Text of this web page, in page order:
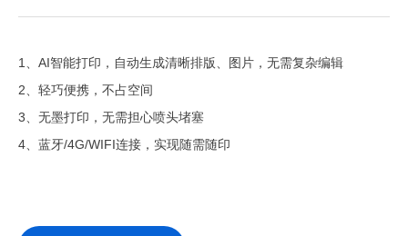
1、AI智能打印，自动生成清晰排版、图片，无需复杂编辑
2、轻巧便携，不占空间
3、无墨打印，无需担心喷头堵塞
4、蓝牙/4G/WIFI连接，实现随需随印